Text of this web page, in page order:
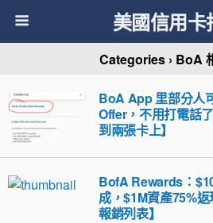
美國信用卡
Categories › BoA
BoA App 里部分人
Offer，不用打電話
到兩張卡上】
BofA Rewards：
成，$1M資產75%
報銷列表】